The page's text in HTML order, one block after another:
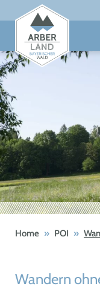
to
content
Home » POI »
Wandern